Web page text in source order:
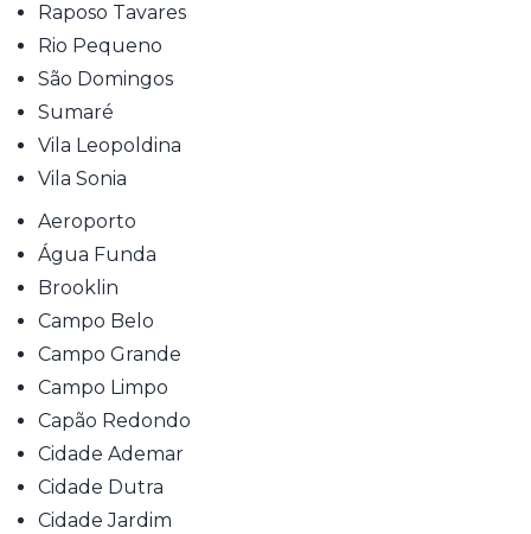
Raposo Tavares
Rio Pequeno
São Domingos
Sumaré
Vila Leopoldina
Vila Sonia
Aeroporto
Água Funda
Brooklin
Campo Belo
Campo Grande
Campo Limpo
Capão Redondo
Cidade Ademar
Cidade Dutra
Cidade Jardim